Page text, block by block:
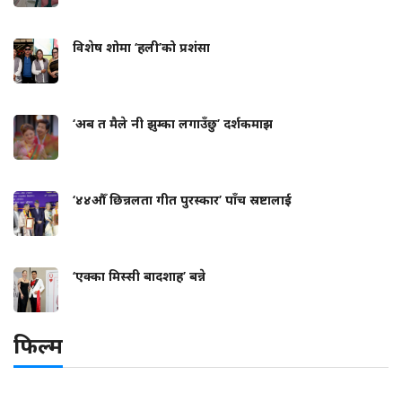
विशेष शोमा ‘हली’को प्रशंसा
‘अब त मैले नी झुम्का लगाउँछु’ दर्शकमाझ
‘४४औँ छिन्नलता गीत पुरस्कार’ पाँच स्रष्टालाई
‘एक्का मिस्सी बादशाह’ बन्ने
फिल्म